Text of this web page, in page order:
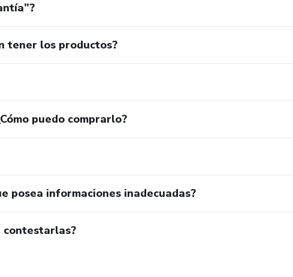
tener los productos?
puedo comprarlo?
posea informaciones inadecuadas?
contestarlas?